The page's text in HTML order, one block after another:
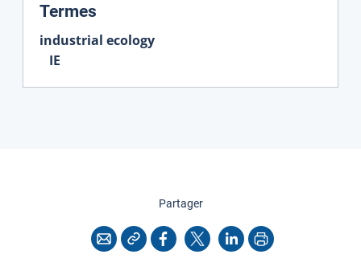
Termes
industrial ecology
IE
Partagercette page
CourrielCopier l'adresse
Facebook
X LinkedInImprimer